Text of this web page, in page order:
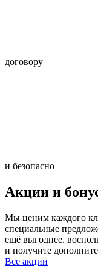
договору
и безопасно
Акции и
Мы ценим каждого
специальные
ещё выгоднее.
и получите
Все акции